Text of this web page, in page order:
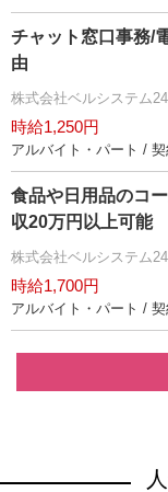
チャット窓口事務/
由
株式会社ベルシステム24
時給1,250円
アルバイト・パート /
食品や日用品のコ
収20万円以上可能
株式会社ベルシステム24
時給1,700円
アルバイト・パート /